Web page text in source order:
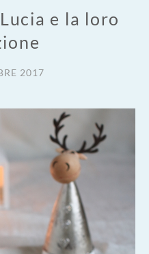
e la loro
2017